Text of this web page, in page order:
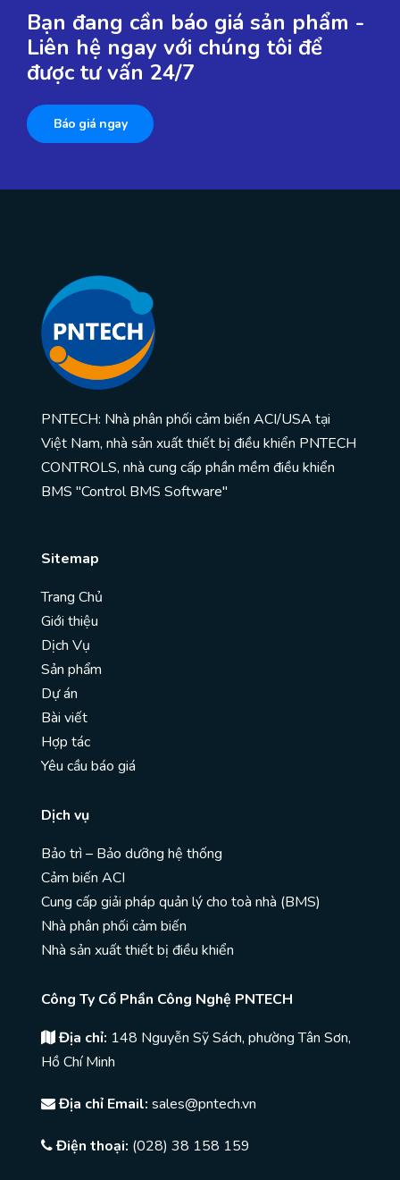
Bạn đang cần báo giá sản phẩm -
Liên hệ ngay với chúng tôi để
được tư vấn 24/7
Báo giá ngay
PNTECH: Nhà phân phối cảm biến ACI/USA tại
Việt Nam, nhà sản xuất thiết bị điều khiển PNTECH
CONTROLS, nhà cung cấp phần mềm điều khiển
BMS "Control BMS Software"
Sitemap
Trang Chủ
Giới thiệu
Dịch Vụ
Sản phẩm
Dự án
Bài viết
Hợp tác
Yêu cầu báo giá
Dịch vụ
Bảo trì – Bảo dưỡng hệ thống
Cảm biến ACI
Cung cấp giải pháp quản lý cho toà nhà (BMS)
Nhà phân phối cảm biến
Nhà sản xuất thiết bị điều khiển
Công Ty Cổ Phần Công Nghệ PNTECH
Địa chỉ: 148 Nguyễn Sỹ Sách, phường Tân Sơn,
Hồ Chí Minh
Địa chỉ Email: sales@pntech.vn
Điện thoại: (028) 38 158 159